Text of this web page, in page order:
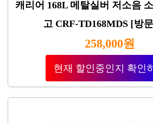
캐리어 168L 메탈실버 저소음
고 CRF-TD168MDS [방
258,000원
현재 할인중인지 확인